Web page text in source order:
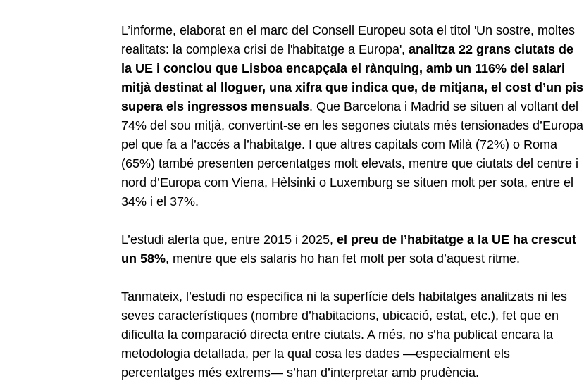
L’informe, elaborat en el marc del Consell Europeu sota el títol 'Un sostre, moltes
realitats: la complexa crisi de l'habitatge a Europa', analitza 22 grans ciutats de
la UE i conclou que Lisboa encapçala el rànquing, amb un 116% del salari
mitjà destinat al lloguer, una xifra que indica que, de mitjana, el cost d’un pis
supera els ingressos mensuals. Que Barcelona i Madrid se situen al voltant del
74% del sou mitjà, convertint-se en les segones ciutats més tensionades d’Europa
pel que fa a l’accés a l’habitatge. I que altres capitals com Milà (72%) o Roma
(65%) també presenten percentatges molt elevats, mentre que ciutats del centre i
nord d’Europa com Viena, Hèlsinki o Luxemburg se situen molt per sota, entre el
34% i el 37%.
L’estudi alerta que, entre 2015 i 2025, el preu de l’habitatge a la UE ha crescut
un 58%, mentre que els salaris ho han fet molt per sota d’aquest ritme.
Tanmateix, l’estudi no especifica ni la superfície dels habitatges analitzats ni les
seves característiques (nombre d’habitacions, ubicació, estat, etc.), fet que en
dificulta la comparació directa entre ciutats. A més, no s’ha publicat encara la
metodologia detallada, per la qual cosa les dades —especialment els
percentatges més extrems— s’han d’interpretar amb prudència.